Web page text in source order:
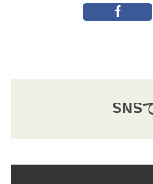
SNS